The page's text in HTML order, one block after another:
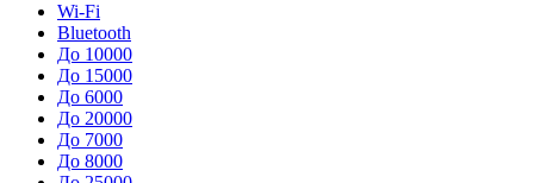
Wi-Fi
Bluetooth
До 10000
До 15000
До 6000
До 20000
До 7000
До 8000